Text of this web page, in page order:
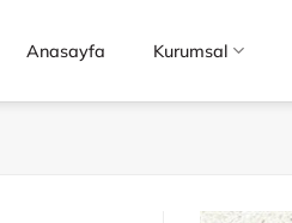
Anasayfa Kurumsal